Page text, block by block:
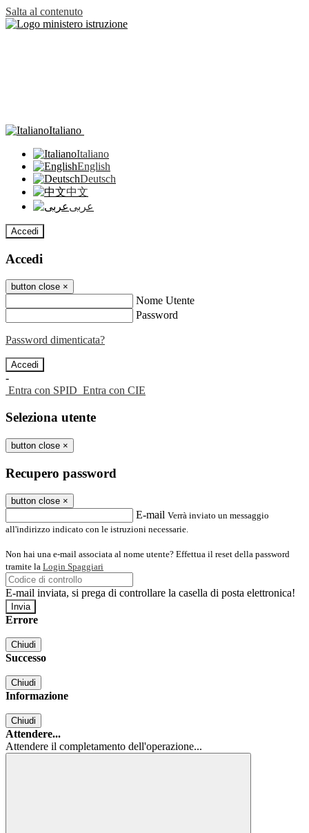
Salta al contenuto
Italiano
Italiano
English
Deutsch
中文
عربى
Accedi
Accedi
button close ×
Nome Utente
Password
Password dimenticata?
-
Entra con SPID Entra con CIE
Seleziona utente
button close ×
Recupero password
button close ×
E-mail Verrà inviato un messaggio
all'indirizzo indicato con le istruzioni necessarie.
Non hai una e-mail associata al nome utente? Effettua il reset della password
tramite la Login Spaggiari
E-mail inviata, si prega di controllare la casella di posta elettronica!
Errore
Chiudi
Successo
Chiudi
Informazione
Chiudi
Attendere...
Attendere il completamento dell'operazione...